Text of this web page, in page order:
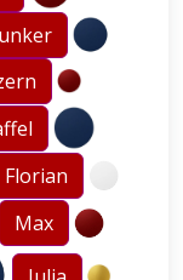
Florian
Max